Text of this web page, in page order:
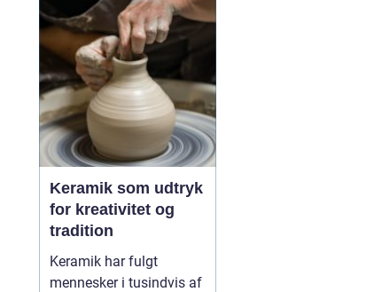
øjne, åbner vi f...
Keramik som udtryk
for kreativitet og
tradition
Keramik har fulgt
mennesker i tusindvis af